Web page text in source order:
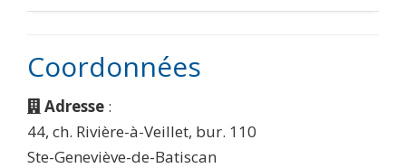
Coordonnées
Adresse :
44, ch. Rivière-à-Veillet, bur. 110
Ste-Geneviève-de-Batiscan